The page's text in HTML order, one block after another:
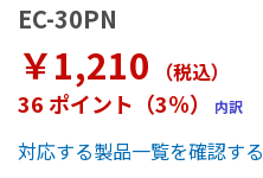
EC-30PN
￥1,210 （税込）
36 ポイント（3％） 内訳
対応する製品一覧を確認する
ギ
ャ
ラ
リ
ー
の
最